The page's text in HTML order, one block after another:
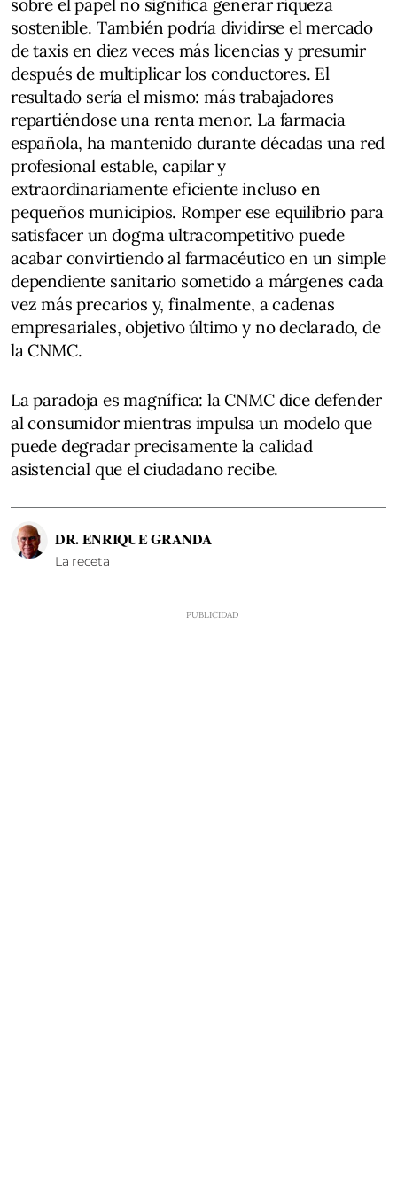
sobre el papel no significa generar riqueza
sostenible. También podría dividirse el mercado
de taxis en diez veces más licencias y presumir
después de multiplicar los conductores. El
resultado sería el mismo: más trabajadores
repartiéndose una renta menor. La farmacia
española, ha mantenido durante décadas una red
profesional estable, capilar y
extraordinariamente eficiente incluso en
pequeños municipios. Romper ese equilibrio para
satisfacer un dogma ultracompetitivo puede
acabar convirtiendo al farmacéutico en un simple
dependiente sanitario sometido a márgenes cada
vez más precarios y, finalmente, a cadenas
empresariales, objetivo último y no declarado, de
la CNMC.
La paradoja es magnífica: la CNMC dice defender
al consumidor mientras impulsa un modelo que
puede degradar precisamente la calidad
asistencial que el ciudadano recibe.
DR. ENRIQUE GRANDA
La receta